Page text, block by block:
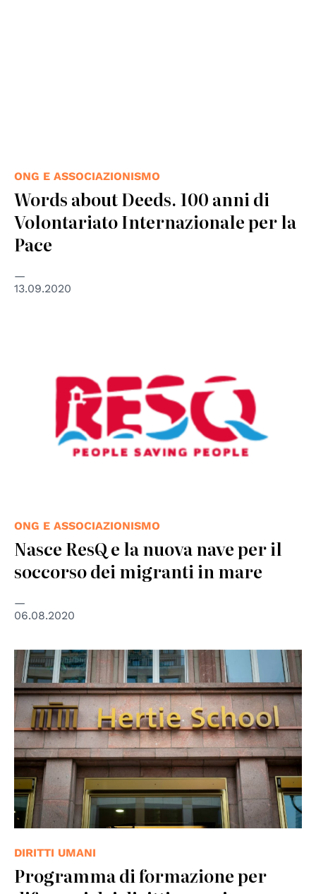
ONG E ASSOCIAZIONISMO
Words about Deeds. 100 anni di
Volontariato Internazionale per la
Pace
13.09.2020
ONG E ASSOCIAZIONISMO
Nasce ResQ e la nuova nave per il
soccorso dei migranti in mare
06.08.2020
DIRITTI UMANI
Programma di formazione per